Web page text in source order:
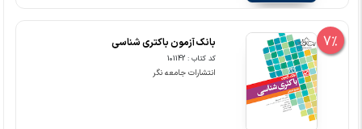
7% بانک آزمون باکتری شناسی
کد کتاب : 101142
انتشارات جامعه نگر